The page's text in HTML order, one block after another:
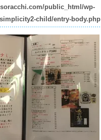
public_html/wp-
child/entry-body.php